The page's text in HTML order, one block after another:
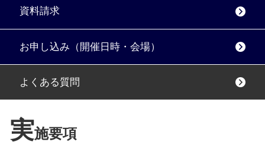
資料請求
お申し込み（開催日時・会場）
よくある質問
実施要項